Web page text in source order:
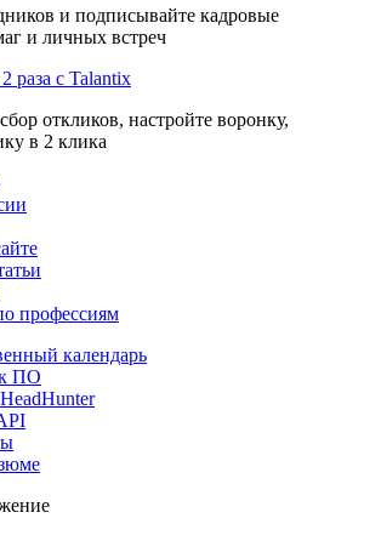
и подписывайте кадровые
и личных встреч
раза с Talantix
откликов, настройте воронку,
в 2 клика
профессиям
календарь
к ПО